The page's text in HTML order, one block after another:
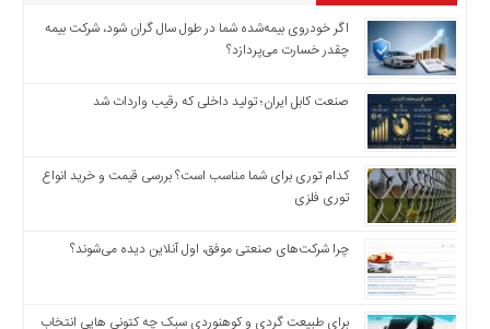
اگر خودروی بیمه‌شده شما در طول سال گران شود، شرکت بیمه
چقدر خسارت می‌پردازد؟
صنعت کابل ایران؛ تولید داخلی که رقیب واردات شد
کدام توری برای شما مناسب است؟ بررسی قیمت و خرید انواع
توری فلزی
چرا شرکت‌های صنعتی موفق، اول آنلاین دیده می‌شوند؟
برای طبیعت گردی و کوهنوردی سبک چه کتونی هایی انتخاب